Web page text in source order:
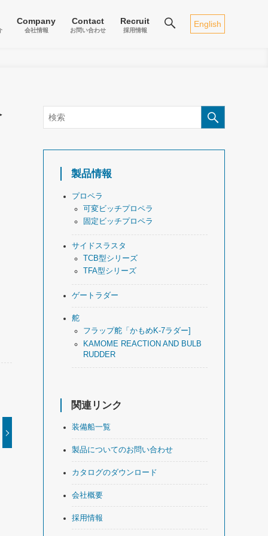
Company
会社情報
Contact
お問い合わせ
Recruit
採用情報
English
製品情報
プロペラ
可変ビッチプロペラ
固定ビッチプロペラ
サイドスラスタ
TCB型シリーズ
TFA型シリーズ
ゲートラダー
舵
フラップ舵「かもめK-7ラダー]
KAMOME REACTION AND BULB
RUDDER
関連リンク
装備船一覧
製品についてのお問い合わせ
カタログのダウンロード
会社概要
採用情報